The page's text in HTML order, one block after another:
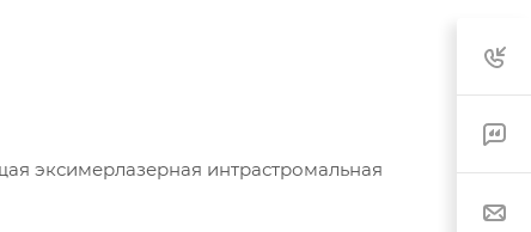
эксимерлазерная интрастромальная